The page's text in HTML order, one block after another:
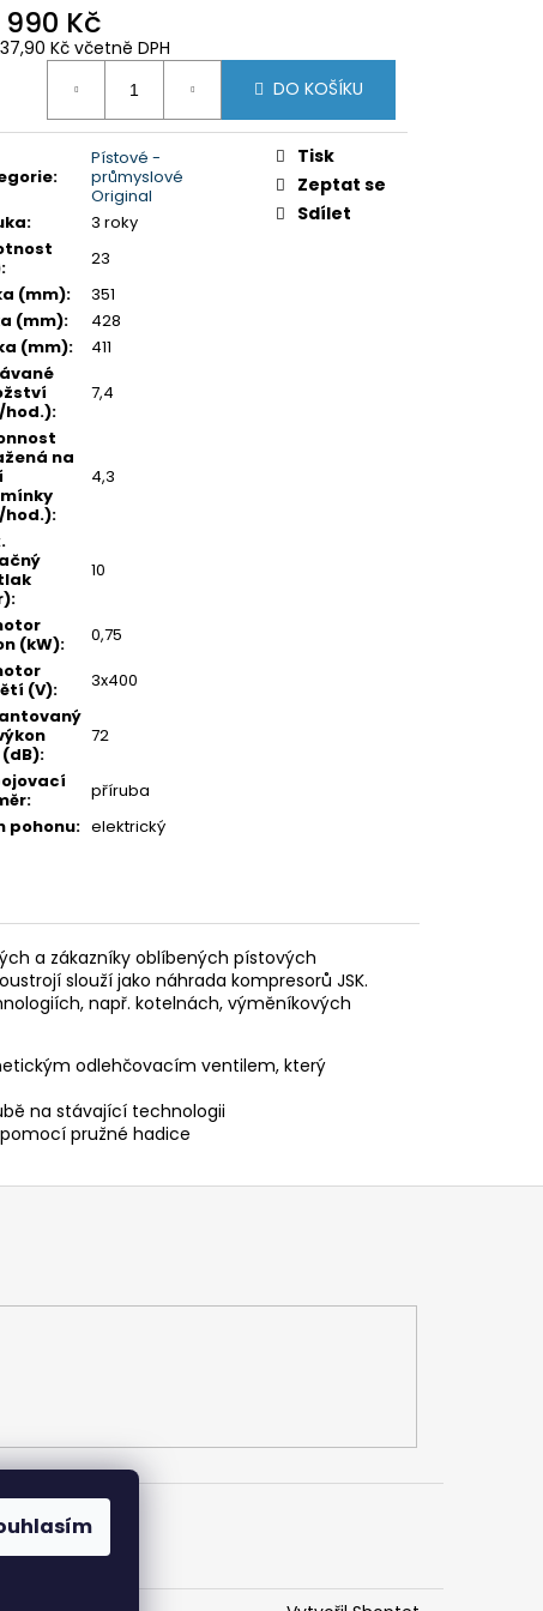
990 Kč
Kč včetně DPH
DO KOŠÍKU
:
Pístové -
průmyslové
Original
:
3 roky
:
23
(mm):
351
(mm):
428
(mm):
411
hod.):
7,4
na
hod.):
4,3
:
10
(kW):
0,75
(V):
3x400
(dB):
72
:
příruba
pohonu: elektrický
Tisk
Zeptat se
Sdílet
a zákazníky oblíbených pístových
slouží jako náhrada kompresorů JSK.
např. kotelnách, výměníkových
odlehčovacím ventilem, který
na stávající technologii
pružné hadice